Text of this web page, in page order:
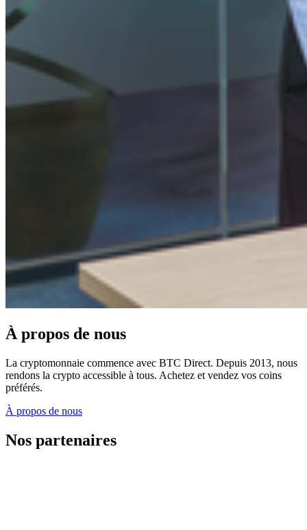
À propos de nous
La cryptomonnaie commence avec BTC Direct. Depuis 2013, nous
rendons la crypto accessible à tous. Achetez et vendez vos coins
préférés.
À propos de nous
Nos partenaires